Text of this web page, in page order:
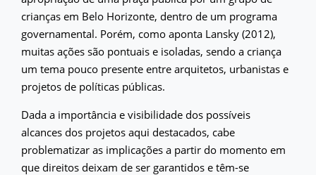
crianças em Belo Horizonte, dentro de um programa
governamental. Porém, como aponta Lansky (2012),
muitas ações são pontuais e isoladas, sendo a criança
um tema pouco presente entre arquitetos, urbanistas e
projetos de políticas públicas.
Dada a importância e visibilidade dos possíveis
alcances dos projetos aqui destacados, cabe
problematizar as implicações a partir do momento em
que direitos deixam de ser garantidos e têm-se